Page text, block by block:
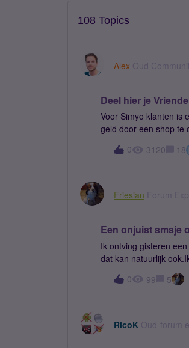
108 Topics
Alex Oud
Deel hier je
Voor Simyo klanten is
geld door een shop te
een Simyo
maken om óók geld te verdienen met
0 3120 18
Friesian Forum
Een onjuist smsje
Ik ontving gisteren
dat kan natuurlijk
ben overgestapt van
kun je weggooien.Ik
0 99 5
RicoK Oud-forum